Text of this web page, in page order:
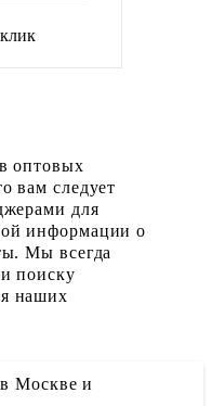
оптовых
вам следует
для
информации о
Мы всегда
поиску
наших
Москве и